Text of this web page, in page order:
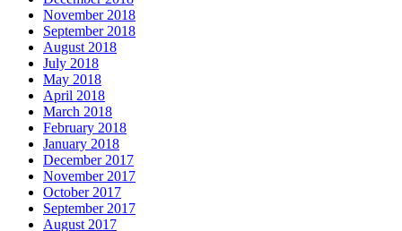
November 2018
September 2018
August 2018
July 2018
May 2018
April 2018
March 2018
February 2018
January 2018
December 2017
November 2017
October 2017
September 2017
August 2017